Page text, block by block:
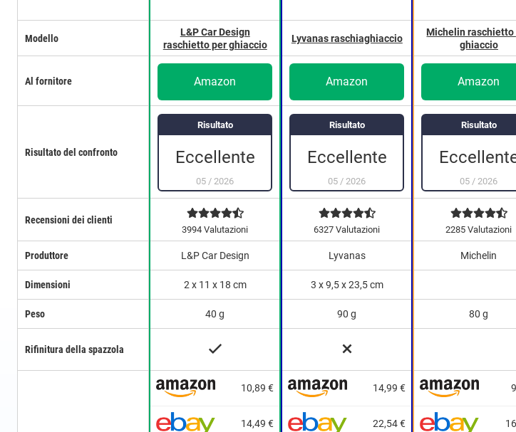
Risultato del confronto
Modello
Recensioni dei clienti
Al fornitore
Produttore
Dimensioni
Peso
Rifinitura della spazzola
Risultato
Eccellente
05 / 2026
L&P Car Design
raschietto per ghiaccio
3994 Valutazioni
Amazon
10,89 €
14,49 €
L&P Car Design
2 x 11 x 18 cm
40 g
Risultato
Eccellente
05 / 2026
Lyvanas raschiaghiaccio
6327 Valutazioni
Amazon
14,99 €
22,54 €
Lyvanas
3 x 9,5 x 23,5 cm
90 g
Risultato
05 / 2026
Michelin raschietto
ghiaccio
2285 Valutazioni
Amazon
Michelin
80 g